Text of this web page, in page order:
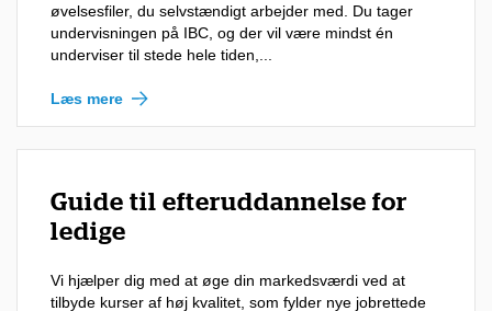
øvelsesfiler, du selvstændigt arbejder med. Du tager
undervisningen på IBC, og der vil være mindst én
underviser til stede hele tiden,...
Læs mere
Guide til efteruddannelse for
ledige
Vi hjælper dig med at øge din markedsværdi ved at
tilbyde kurser af høj kvalitet, som fylder nye jobrettede